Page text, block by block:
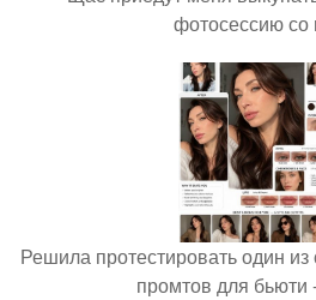
фотосессию со
Решила протестировать один
промтов для бьюти